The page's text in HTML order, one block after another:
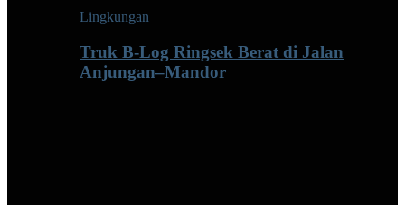
Lingkungan
Truk B-Log Ringsek Berat di Jalan
Anjungan–Mandor